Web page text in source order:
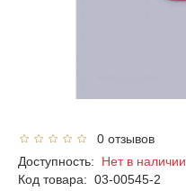
0 отзывов
Доступность: Нет в наличии
Код товара: 03-00545-2